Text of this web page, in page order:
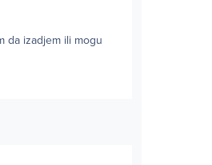
da izadjem ili mogu